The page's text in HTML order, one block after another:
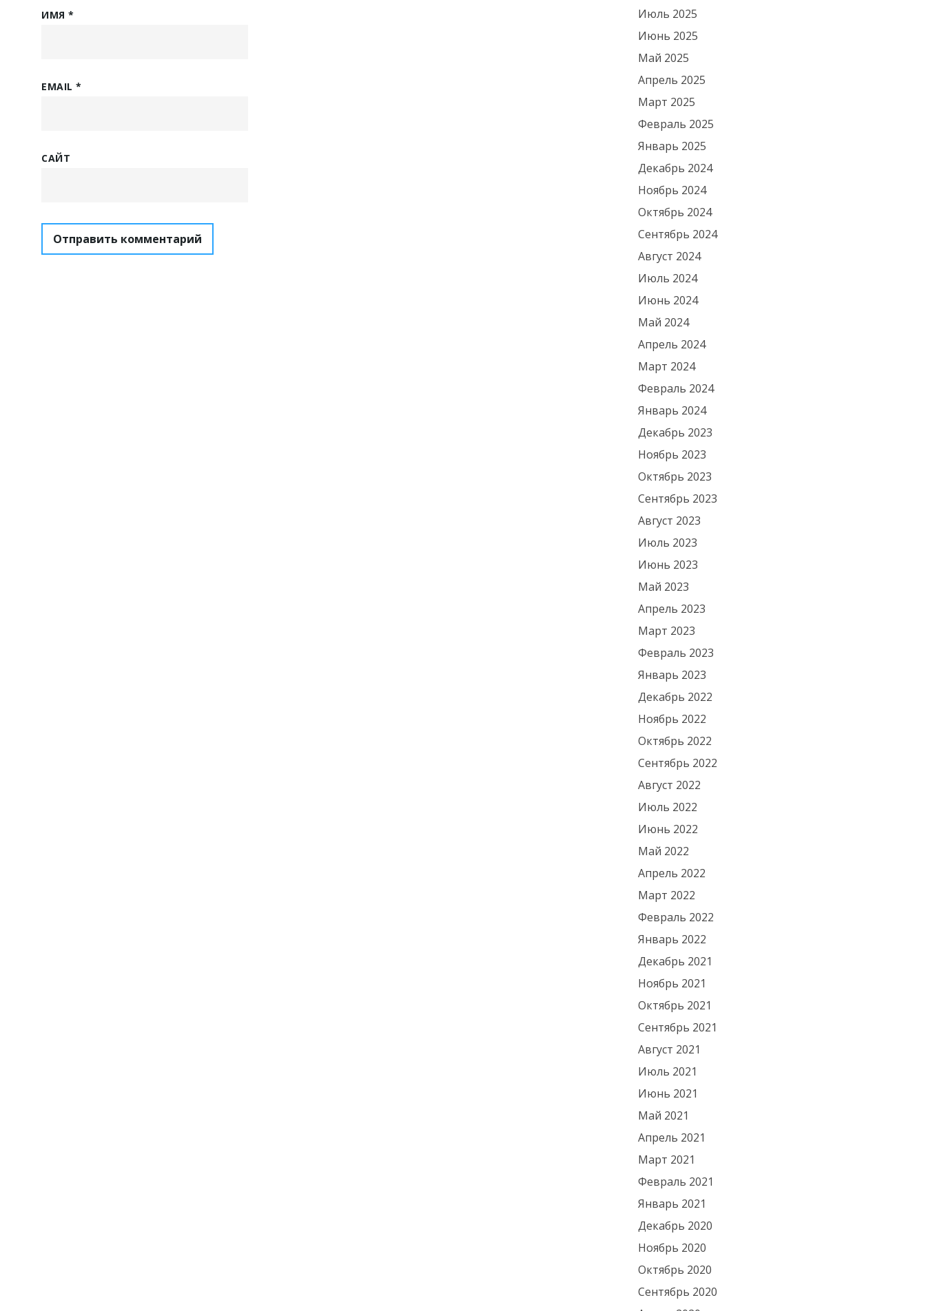
ИМЯ*
EMAIL*
САЙТ
Июль 2025
Июнь 2025
Май 2025
Апрель 2025
Март 2025
Февраль 2025
Январь 2025
Декабрь 2024
Ноябрь 2024
Октябрь 2024
Сентябрь 2024
Август 2024
Июль 2024
Июнь 2024
Май 2024
Апрель 2024
Март 2024
Февраль 2024
Январь 2024
Декабрь 2023
Ноябрь 2023
Октябрь 2023
Сентябрь 2023
Август 2023
Июль 2023
Июнь 2023
Май 2023
Апрель 2023
Март 2023
Февраль 2023
Январь 2023
Декабрь 2022
Ноябрь 2022
Октябрь 2022
Сентябрь 2022
Август 2022
Июль 2022
Июнь 2022
Май 2022
Апрель 2022
Март 2022
Февраль 2022
Январь 2022
Декабрь 2021
Ноябрь 2021
Октябрь 2021
Сентябрь 2021
Август 2021
Июль 2021
Июнь 2021
Май 2021
Апрель 2021
Март 2021
Февраль 2021
Январь 2021
Декабрь 2020
Ноябрь 2020
Октябрь 2020
Сентябрь 2020